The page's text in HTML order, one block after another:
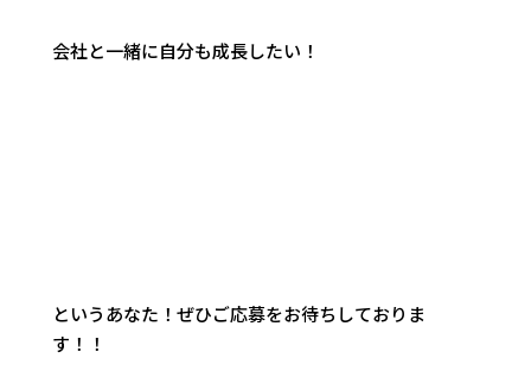
会社と一緒に自分も成長したい！
というあなた！ぜひご応募をお待ちしておりま
す！！